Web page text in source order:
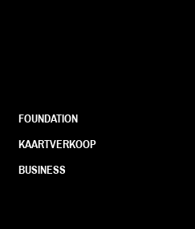
FOUNDATION
KAARTVERKOOP
BUSINESS